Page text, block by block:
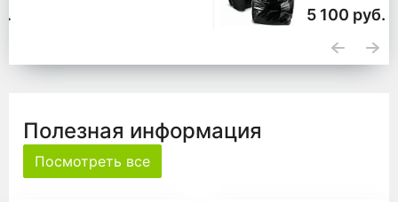
Полезная информация
Посмотреть все